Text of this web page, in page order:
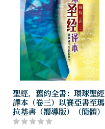
聖經．舊約全書：環球聖經
譯本（卷三）以賽亞書至瑪
拉基書（嚮導版）（簡體）